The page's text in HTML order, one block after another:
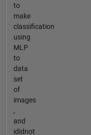
to
make
classification
using
MLP
to
data
set
of
images
,
and
ididnot